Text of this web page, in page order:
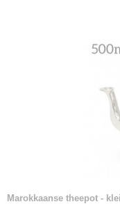
Marokkaanse theepot -